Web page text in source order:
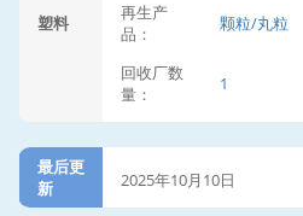
塑料
再生产
品：
颗粒/丸粒
回收厂数
量：
1
最后更
新
2025年10月10日